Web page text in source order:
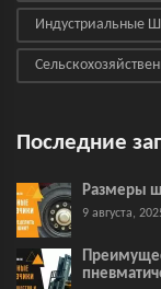
Индустриальные
Последние
Размеры
9 августа,